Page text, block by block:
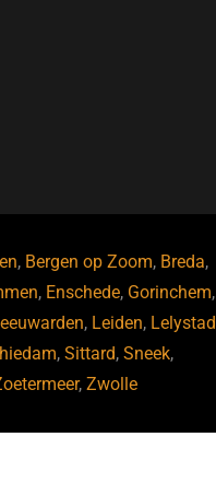
, Bergen op Zoom, Breda,
, Enschede, Gorinchem,
, Leiden, Lelystad
, Sittard, Sneek,
, Zwolle